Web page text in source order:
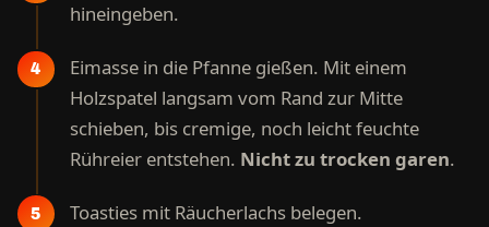
hineingeben.
Eimasse in die Pfanne gießen. Mit einem
Holzspatel langsam vom Rand zur Mitte
schieben, bis cremige, noch leicht feuchte
Rühreier entstehen. Nicht zu trocken garen.
Toasties mit Räucherlachs belegen.